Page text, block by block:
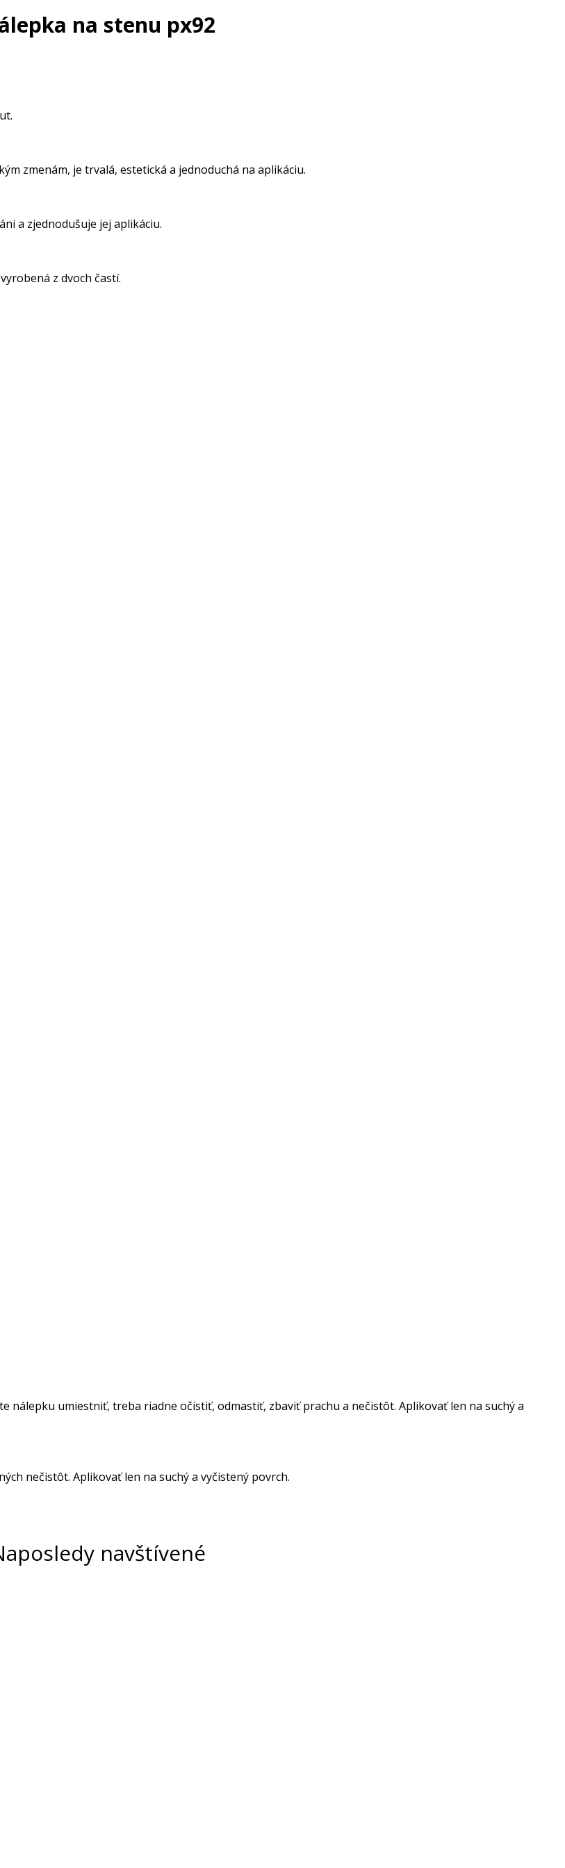
na stenu px92
zmenám, je trvalá, estetická a jednoduchá na aplikáciu.
a zjednodušuje jej aplikáciu.
z dvoch častí.
nálepku umiestniť, treba riadne očistiť, odmastiť, zbaviť prachu a nečistôt. Aplikovať len na suchý a
nečistôt. Aplikovať len na suchý a vyčistený povrch.
navštívené